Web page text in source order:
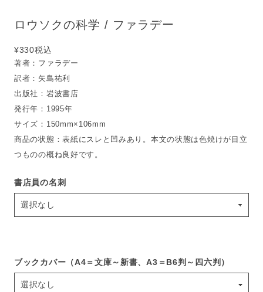
ロウソクの科学 / ファラデー
¥330税込
著者：ファラデー
訳者：矢島祐利
出版社：岩波書店
発行年：1995年
サイズ：150mm×106mm
商品の状態：表紙にスレと凹みあり。本文の状態は色焼けが目立
つものの概ね良好です。
書店員の名刺
ブックカバー（A4＝文庫～新書、A3＝B6判～四六判）